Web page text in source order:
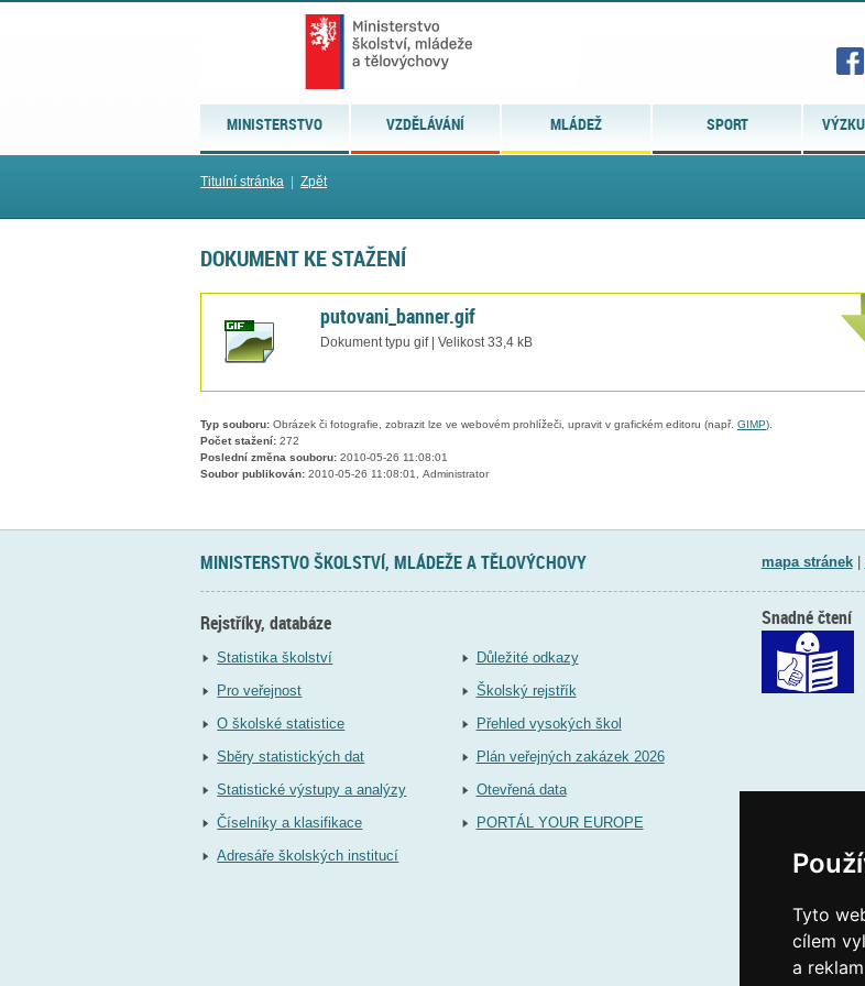
Tyto
cílem
a
MINISTERSTVO VZDĚLÁVÁNÍ MLÁDEŽ SPORT
Titulní stránka Zpět
DOKUMENT KE STAŽENÍ
putovani_banner.gif
Dokument typu gif | Velikost 33,4 kB
Typ souboru: Obrázek či fotografie, zobrazit lze ve webovém prohlížeči, upravit v grafickém editoru (např. GIMP).
Počet stažení: 272
Poslední změna souboru: 2010-05-26 11:08:01
Soubor publikován: 2010-05-26 11:08:01, Administrator
MINISTERSTVO ŠKOLSTVÍ, MLÁDEŽE A TĚLOVÝCHOVY mapa stránek|
Rejstříky, databáze
Statistika školství
Pro veřejnost
O školské statistice
Sběry statistických dat
Statistické výstupy a analýzy
Číselníky a klasifikace
Adresáře školských institucí
Důležité odkazy
Školský rejstřík
Přehled vysokých škol
Plán veřejných zakázek 2026
Otevřená data
PORTÁL YOUR EUROPE
Snadné čtení